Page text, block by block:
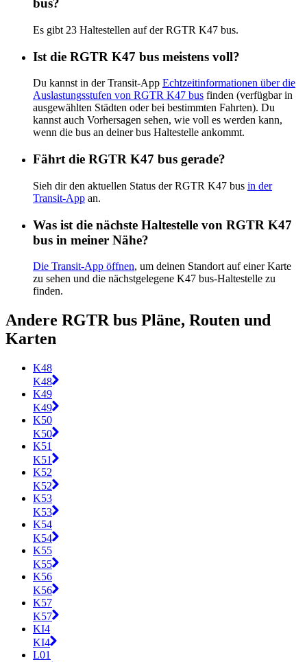
bus?
Es gibt 23 Haltestellen auf der RGTR K47 bus.
Ist die RGTR K47 bus meistens voll?
Du kannst in der Transit-App Echtzeitinformationen über die
Auslastungsstufen von RGTR K47 bus finden (verfügbar in
ausgewählten Städten oder bei bestimmten Fahrten). Du
kannst auch Vorhersagen sehen, wie voll es werden kann,
wenn die bus an deiner bus Haltestelle ankommt.
Fährt die RGTR K47 bus gerade?
Sieh dir den aktuellen Status der RGTR K47 bus in der
Transit-App an.
Was ist die nächste Haltestelle von RGTR K47
bus in meiner Nähe?
Die Transit-App öffnen, um deinen Standort auf einer Karte
zu sehen und die nächstgelegene K47 bus-Haltestelle zu
finden.
Andere RGTR bus Pläne, Routen und
Karten
K48
K48
K49
K49
K50
K50
K51
K51
K52
K52
K53
K53
K54
K54
K55
K55
K56
K56
K57
K57
KI4
KI4
L01